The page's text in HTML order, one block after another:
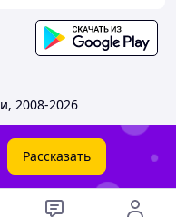
2008-2026
Рассказать